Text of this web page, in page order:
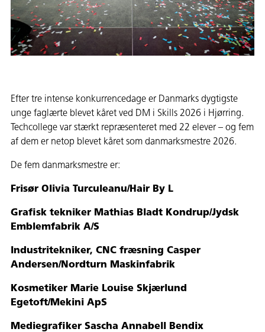
Efter tre intense konkurrencedage er Danmarks dygtigste
unge faglærte blevet kåret ved DM i Skills 2026 i Hjørring.
Techcollege var stærkt repræsenteret med 22 elever – og fem
af dem er netop blevet kåret som danmarksmestre 2026.
De fem danmarksmestre er:
Frisør Olivia Turculeanu/Hair By L
Grafisk tekniker Mathias Bladt Kondrup/Jydsk
Emblemfabrik A/S
Industritekniker, CNC fræsning Casper
Andersen/Nordturn Maskinfabrik
Kosmetiker Marie Louise Skjærlund
Egetoft/Mekini ApS
Mediegrafiker Sascha Annabell Bendix